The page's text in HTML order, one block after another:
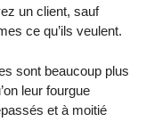
un client, sauf
ce qu’ils veulent.
sont beaucoup plus
leur fourgue
et à moitié